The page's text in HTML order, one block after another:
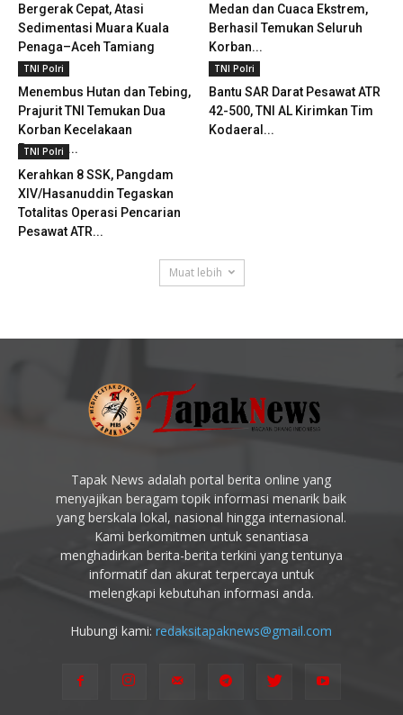
Bergerak Cepat, Atasi
Sedimentasi Muara Kuala
Penaga–Aceh Tamiang
Medan dan Cuaca Ekstrem,
Berhasil Temukan Seluruh
Korban...
TNI Polri
Menembus Hutan dan Tebing,
Prajurit TNI Temukan Dua
Korban Kecelakaan
Pesawat...
TNI Polri
Bantu SAR Darat Pesawat ATR
42-500, TNI AL Kirimkan Tim
Kodaeral...
TNI Polri
Kerahkan 8 SSK, Pangdam
XIV/Hasanuddin Tegaskan
Totalitas Operasi Pencarian
Pesawat ATR...
Muat lebih
Tapak News adalah portal berita online yang
menyajikan beragam topik informasi menarik baik
yang berskala lokal, nasional hingga internasional.
Kami berkomitmen untuk senantiasa
menghadirkan berita-berita terkini yang tentunya
informatif dan akurat terpercaya untuk
melengkapi kebutuhan informasi anda.
Hubungi kami:redaksitapaknews@gmail.com